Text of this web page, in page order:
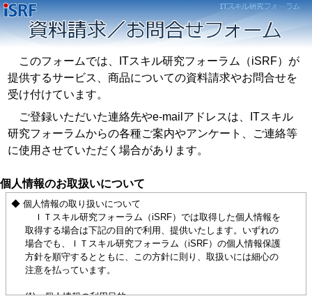
このフォームでは、ITスキル研究フォーラム（iSRF）が
提供するサービス、商品についての資料請求やお問合せを
受け付けています。
ご登録いただいた連絡先やe-mailアドレスは、ITスキル
研究フォーラムからの各種ご案内やアンケート、ご連絡等
に使用させていただく場合があります。
個人情報のお取扱いについて
◆ 個人情報の取り扱いについて
ＩＴスキル研究フォーラム（iSRF）では取得した個人情報を
取得する場合は下記の目的で利用、提供いたします。いずれの
場合でも、ＩＴスキル研究フォーラム（iSRF）の個人情報保護
方針を順守するとともに、この方針に則り、取扱いには細心の
注意を払っています。
(1) 個人情報の利用目的